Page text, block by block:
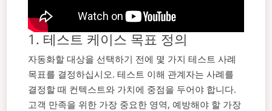
1. 테스트 케이스 목표 정의
자동화할 대상을 선택하기 전에 몇 가지 테스트 사례
목표를 결정하십시오. 테스트 이해 관계자는 사례를
결정할 때 컨텍스트와 가치에 중점을 두어야 합니다.
고객 만족을 위한 가장 중요한 영역, 예방해야 할 가장